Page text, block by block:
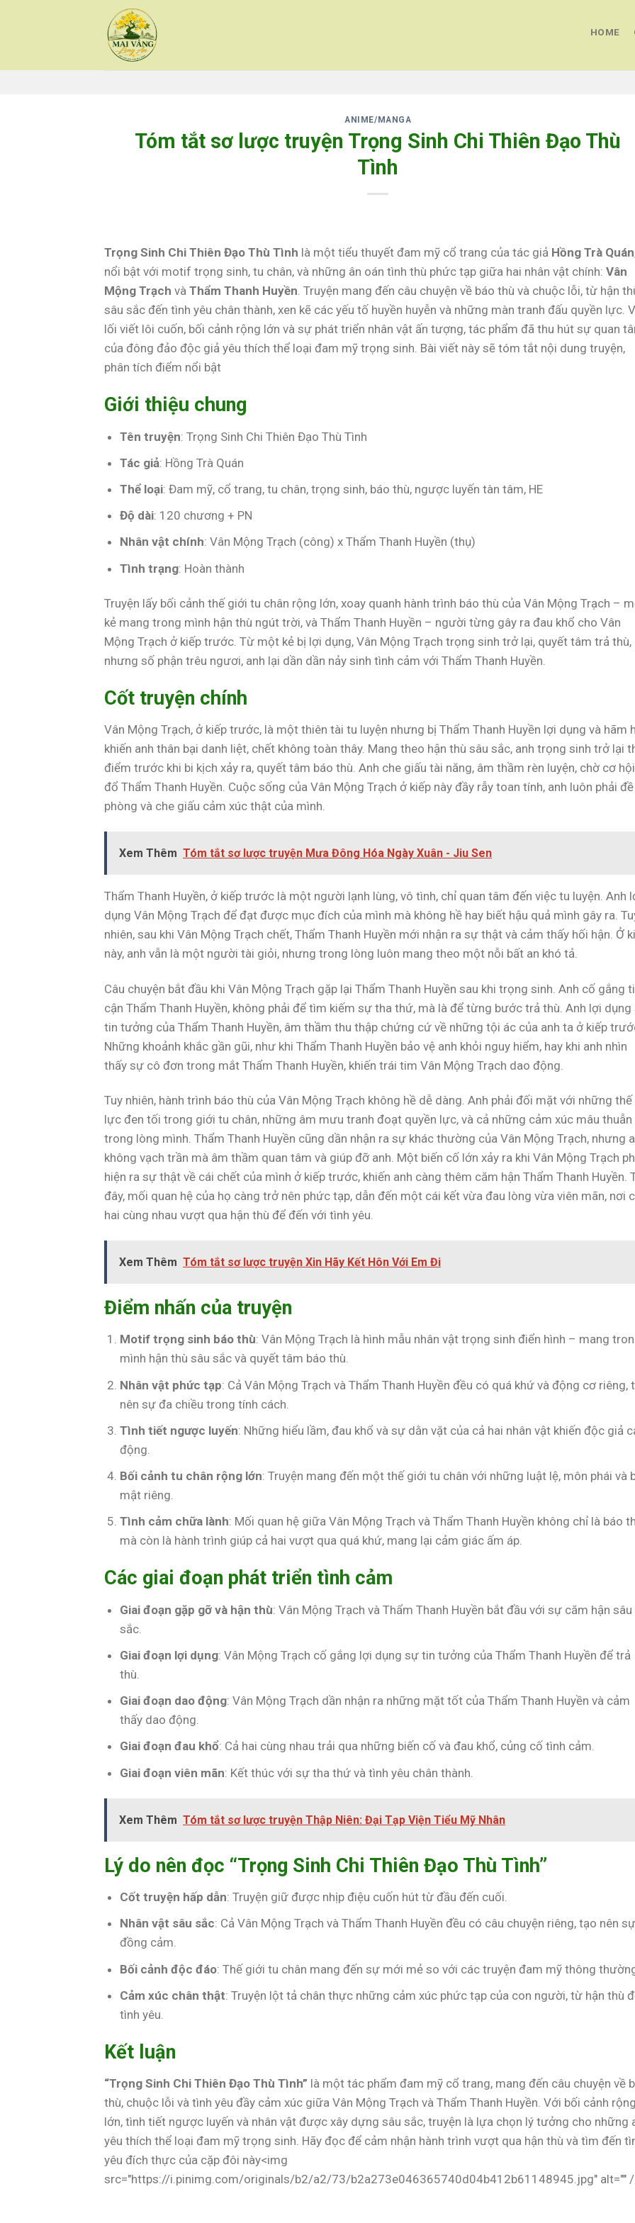
HOME
ANIME/MANGA
Tóm tắt sơ lược truyện Trọng Sinh Chi Thiên Đạo Thù
Tình
Trọng Sinh Chi Thiên Đạo Thù Tình là một tiểu thuyết đam mỹ cổ trang của tác giả Hồng Trà Quán
nổi bật với motif trọng sinh, tu chân, và những ân oán tình thù phức tạp giữa hai nhân vật chính: Vân
Mộng Trạch và Thẩm Thanh Huyền . Truyện mang đến câu chuyện về báo thù và chuộc lỗi, từ hận
sâu sắc đến tình yêu chân thành, xen kẽ các yếu tố huyền huyễn và những màn tranh đấu quyền lực.
lối viết lôi cuốn, bối cảnh rộng lớn và sự phát triển nhân vật ấn tượng, tác phẩm đã thu hút sự quan
của đông đảo độc giả yêu thích thể loại đam mỹ trọng sinh. Bài viết này sẽ tóm tắt nội dung truyện,
phân tích điểm nổi bật
Giới thiệu chung
Tên truyện: Trọng Sinh Chi Thiên Đạo Thù Tình
Tác giả: Hồng Trà Quán
Thể loại: Đam mỹ, cổ trang, tu chân, trọng sinh, báo thù, ngược luyến tàn tâm, HE
Độ dài: 120 chương + PN
Nhân vật chính: Vân Mộng Trạch (công) x Thẩm Thanh Huyền (thụ)
Tình trạng: Hoàn thành
Truyện lấy bối cảnh thế giới tu chân rộng lớn, xoay quanh hành trình báo thù của Vân Mộng Trạch –
kẻ mang trong mình hận thù ngút trời, và Thẩm Thanh Huyền – người từng gây ra đau khổ cho Vân
Mộng Trạch ở kiếp trước. Từ một kẻ bị lợi dụng, Vân Mộng Trạch trọng sinh trở lại, quyết tâm trả thù,
nhưng số phận trêu ngươi, anh lại dần dần nảy sinh tình cảm với Thẩm Thanh Huyền.
Cốt truyện chính
Vân Mộng Trạch, ở kiếp trước, là một thiên tài tu luyện nhưng bị Thẩm Thanh Huyền lợi dụng và hãm
khiến anh thân bại danh liệt, chết không toàn thây. Mang theo hận thù sâu sắc, anh trọng sinh trở lại
điểm trước khi bi kịch xảy ra, quyết tâm báo thù. Anh che giấu tài năng, âm thầm rèn luyện, chờ cơ
đổ Thẩm Thanh Huyền. Cuộc sống của Vân Mộng Trạch ở kiếp này đầy rẫy toan tính, anh luôn phải đề
phòng và che giấu cảm xúc thật của mình.
Xem Thêm Tóm tắt sơ lược truyện Mưa Đông Hóa Ngày Xuân - Jiu Sen
Thẩm Thanh Huyền, ở kiếp trước là một người lạnh lùng, vô tình, chỉ quan tâm đến việc tu luyện. Anh
dụng Vân Mộng Trạch để đạt được mục đích của mình mà không hề hay biết hậu quả mình gây ra.
nhiên, sau khi Vân Mộng Trạch chết, Thẩm Thanh Huyền mới nhận ra sự thật và cảm thấy hối hận. Ở
này, anh vẫn là một người tài giỏi, nhưng trong lòng luôn mang theo một nỗi bất an khó tả.
Câu chuyện bắt đầu khi Vân Mộng Trạch gặp lại Thẩm Thanh Huyền sau khi trọng sinh. Anh cố gắng
cận Thẩm Thanh Huyền, không phải để tìm kiếm sự tha thứ, mà là để từng bước trả thù. Anh lợi
tin tưởng của Thẩm Thanh Huyền, âm thầm thu thập chứng cứ về những tội ác của anh ta ở kiếp
Những khoảnh khắc gần gũi, như khi Thẩm Thanh Huyền bảo vệ anh khỏi nguy hiểm, hay khi anh nhìn
thấy sự cô đơn trong mắt Thẩm Thanh Huyền, khiến trái tim Vân Mộng Trạch dao động.
Tuy nhiên, hành trình báo thù của Vân Mộng Trạch không hề dễ dàng. Anh phải đối mặt với những thế
lực đen tối trong giới tu chân, những âm mưu tranh đoạt quyền lực, và cả những cảm xúc mâu thuẫn
trong lòng mình. Thẩm Thanh Huyền cũng dần nhận ra sự khác thường của Vân Mộng Trạch, nhưng
không vạch trần mà âm thầm quan tâm và giúp đỡ anh. Một biến cố lớn xảy ra khi Vân Mộng Trạch
hiện ra sự thật về cái chết của mình ở kiếp trước, khiến anh càng thêm căm hận Thẩm Thanh Huyền.
đây, mối quan hệ của họ càng trở nên phức tạp, dẫn đến một cái kết vừa đau lòng vừa viên mãn, nơi
hai cùng nhau vượt qua hận thù để đến với tình yêu.
Xem Thêm Tóm tắt sơ lược truyện Xin Hãy Kết Hôn Với Em Đi
Điểm nhấn của truyện
Motif trọng sinh báo thù: Vân Mộng Trạch là hình mẫu nhân vật trọng sinh điển hình – mang
mình hận thù sâu sắc và quyết tâm báo thù.
Nhân vật phức tạp: Cả Vân Mộng Trạch và Thẩm Thanh Huyền đều có quá khứ và động cơ riêng,
nên sự đa chiều trong tính cách.
Tình tiết ngược luyến: Những hiểu lầm, đau khổ và sự dằn vặt của cả hai nhân vật khiến độc giả
động.
Bối cảnh tu chân rộng lớn: Truyện mang đến một thế giới tu chân với những luật lệ, môn phái và
mật riêng.
Tình cảm chữa lành: Mối quan hệ giữa Vân Mộng Trạch và Thẩm Thanh Huyền không chỉ là báo
mà còn là hành trình giúp cả hai vượt qua quá khứ, mang lại cảm giác ấm áp.
Các giai đoạn phát triển tình cảm
Giai đoạn gặp gỡ và hận thù: Vân Mộng Trạch và Thẩm Thanh Huyền bắt đầu với sự căm hận sâu
sắc.
Giai đoạn lợi dụng: Vân Mộng Trạch cố gắng lợi dụng sự tin tưởng của Thẩm Thanh Huyền để trả
thù.
Giai đoạn dao động: Vân Mộng Trạch dần nhận ra những mặt tốt của Thẩm Thanh Huyền và cảm
thấy dao động.
Giai đoạn đau khổ: Cả hai cùng nhau trải qua những biến cố và đau khổ, củng cố tình cảm.
Giai đoạn viên mãn: Kết thúc với sự tha thứ và tình yêu chân thành.
Xem Thêm Tóm tắt sơ lược truyện Thập Niên: Đại Tạp Viện Tiểu Mỹ Nhân
Lý do nên đọc “Trọng Sinh Chi Thiên Đạo Thù Tình”
Cốt truyện hấp dẫn: Truyện giữ được nhịp điệu cuốn hút từ đầu đến cuối.
Nhân vật sâu sắc: Cả Vân Mộng Trạch và Thẩm Thanh Huyền đều có câu chuyện riêng, tạo nên sự
đồng cảm.
Bối cảnh độc đáo: Thế giới tu chân mang đến sự mới mẻ so với các truyện đam mỹ thông
Cảm xúc chân thật: Truyện lột tả chân thực những cảm xúc phức tạp của con người, từ hận thù
tình yêu.
Kết luận
“Trọng Sinh Chi Thiên Đạo Thù Tình” là một tác phẩm đam mỹ cổ trang, mang đến câu chuyện về
thù, chuộc lỗi và tình yêu đầy cảm xúc giữa Vân Mộng Trạch và Thẩm Thanh Huyền. Với bối cảnh rộng
lớn, tình tiết ngược luyến và nhân vật được xây dựng sâu sắc, truyện là lựa chọn lý tưởng cho những
yêu thích thể loại đam mỹ trọng sinh. Hãy đọc để cảm nhận hành trình vượt qua hận thù và tìm đến
yêu đích thực của cặp đôi này<img
src="https://i.pinimg.com/originals/b2/a2/73/b2a273e046365740d04b412b61148945.jpg" alt="" /